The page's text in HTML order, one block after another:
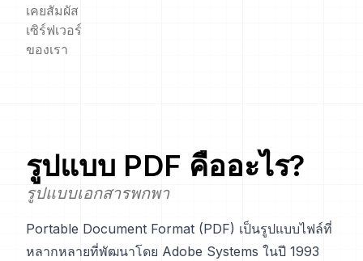
เคยสัมผัส
เซิร์ฟเวอร์
ของเรา
รูปแบบ PDF คืออะไร?
รูปแบบเอกสารพกพา
Portable Document Format (PDF) เป็นรูปแบบไฟล์ที่
หลากหลายที่พัฒนาโดย Adobe Systems ในปี 1993